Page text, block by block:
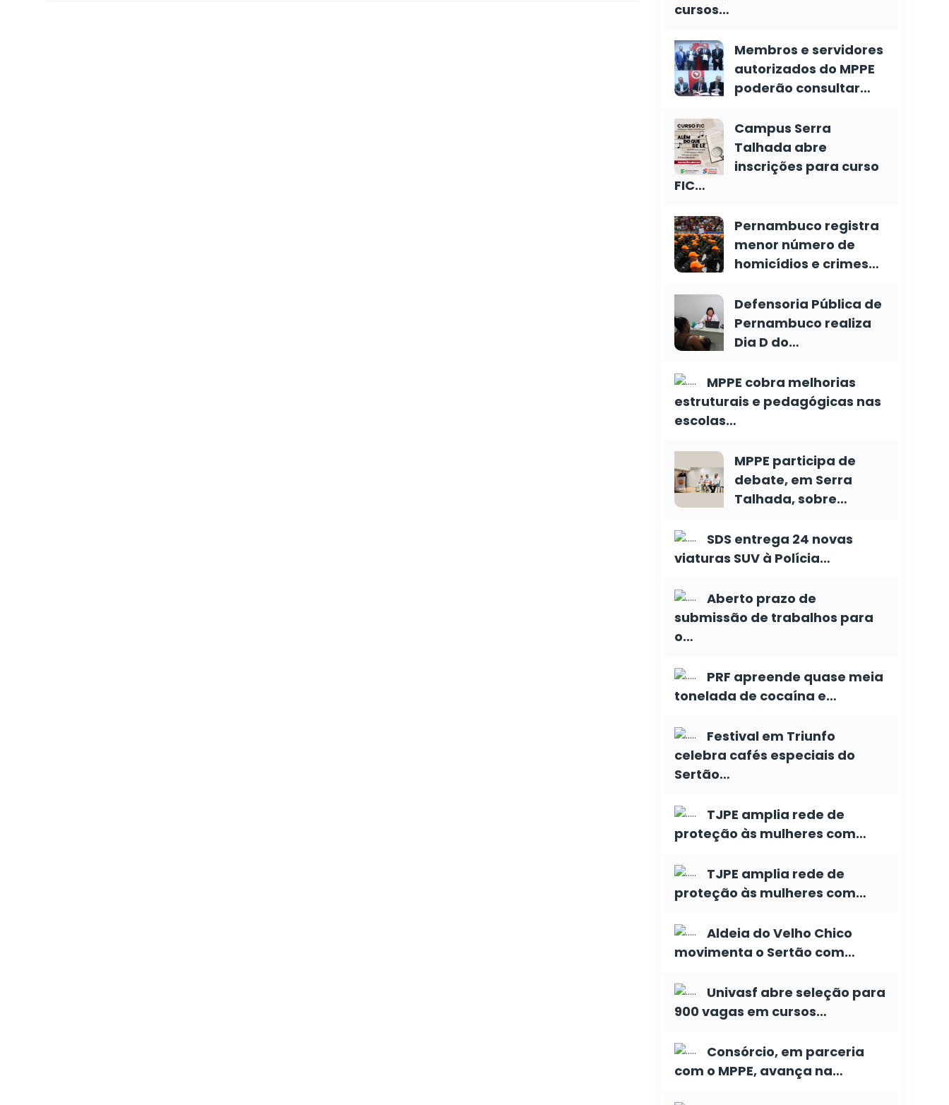
cursos…
Membros e servidores
autorizados do MPPE
poderão consultar…
Campus Serra
Talhada abre
inscrições para curso
FIC…
Pernambuco registra
menor número de
homicídios e crimes…
Defensoria Pública de
Pernambuco realiza
Dia D do…
MPPE cobra melhorias
estruturais e pedagógicas nas
escolas…
MPPE participa de
debate, em Serra
Talhada, sobre…
SDS entrega 24 novas
viaturas SUV à Polícia…
Aberto prazo de
submissão de trabalhos para
o…
PRF apreende quase meia
tonelada de cocaína e…
Festival em Triunfo
celebra cafés especiais do
Sertão…
TJPE amplia rede de
proteção às mulheres com…
TJPE amplia rede de
proteção às mulheres com…
Aldeia do Velho Chico
movimenta o Sertão com…
Univasf abre seleção para
900 vagas em cursos…
Consórcio, em parceria
com o MPPE, avança na…